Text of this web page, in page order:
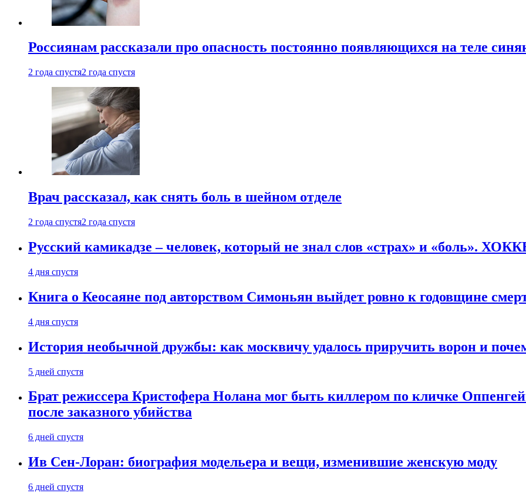
Россиянам рассказали про опасность постоянно появляющихся на теле
2 года спустя2 года спустя
Врач рассказал, как снять боль в шейном отделе
2 года спустя2 года спустя
Русский камикадзе – человек, который не знал слов «страх» и «боль».
4 дня спустя
Книга о Кеосаяне под авторством Симоньян выйдет ровно к годовщине
4 дня спустя
История необычной дружбы: как москвичу удалось приручить ворон и
5 дней спустя
Брат режиссера Кристофера Нолана мог быть киллером по кличке
после заказного убийства
6 дней спустя
Ив Сен-Лоран: биография модельера и вещи, изменившие женскую моду
6 дней спустя